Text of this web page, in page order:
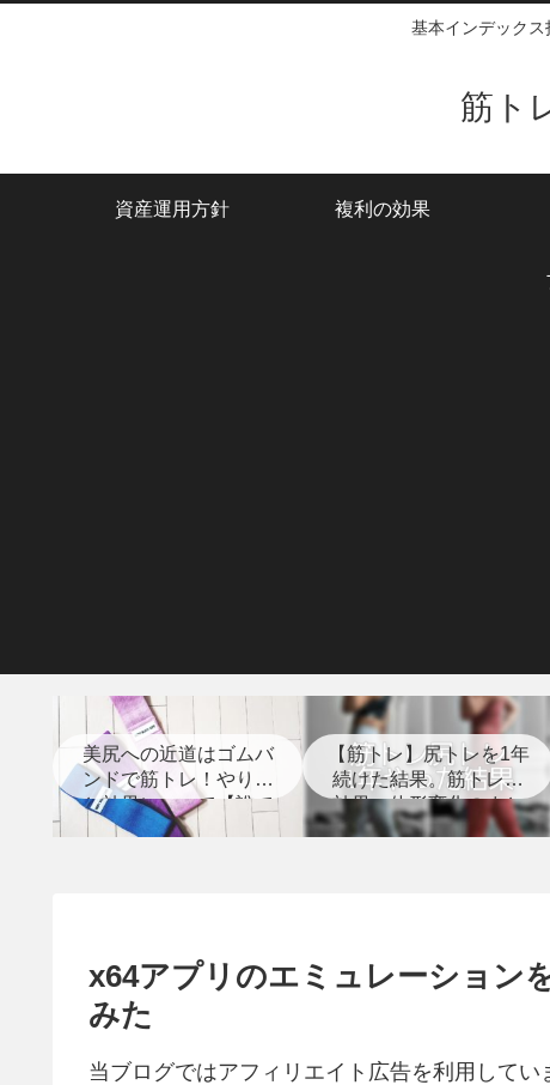
基本インデック
筋ト
資産運用方針 複利の効果
美尻への近道はゴムバ
ンドで筋トレ！やり方
と効果について【誰で
もできる】
【筋トレ】尻トレを1年
続けた結果。筋トレの
効果、体形変化のまと
め【経過写真あり】
x64アプリのエミュレーション
みた
当ブログではアフィリエイト広告を利用してい